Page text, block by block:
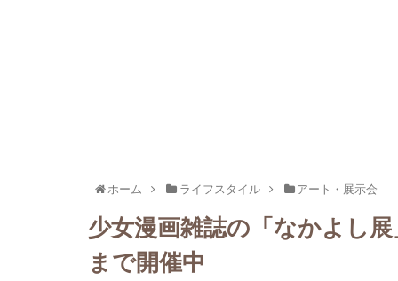
ホーム ライフスタイル アート・展示会
少女漫画雑誌の「なかよし
まで開催中